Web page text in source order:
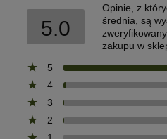
5.0
Opinie, z
średnia, są
zakupu w
5
4
3
2